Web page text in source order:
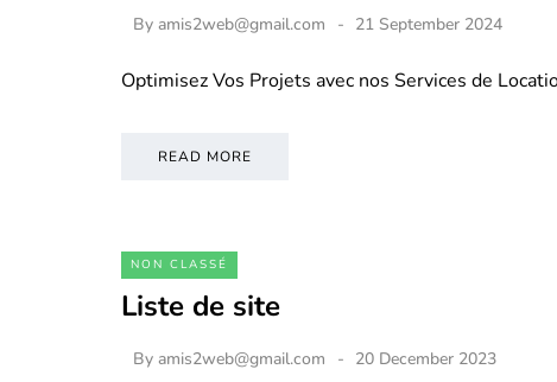
By amis2web@gmail.com 21 September 2024
Optimisez Vos Projets avec nos Services de
READ MORE
NON CLASSÉ
Liste de site
By amis2web@gmail.com 20 December 2023